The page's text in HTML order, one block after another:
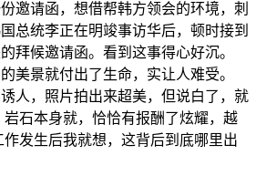
邀请函，想借帮韩方领会的环境，刺
总统李正在明竣事访华后，顿时接到
拜候邀请函。看到这事得心好沉。
美景就付出了生命，实让人难受。
人，照片拍出来超美，但说白了，就
石本身就，恰恰有报酬了炫耀，越
发生后我就想，这背后到底哪里出